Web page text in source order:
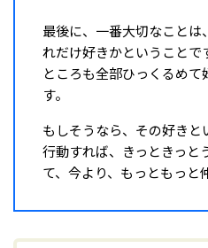
最後に、一番大切なこと
れだけ好きかということで
ところも全部ひっくるめ
す。
もしそうなら、その好き
行動すれば、きっときっと
て、今より、もっともっと